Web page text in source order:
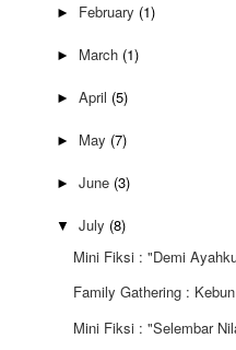
► February (1)
► March (1)
► April (5)
► May (7)
► June (3)
▼ July (8)
Mini Fiksi : "Demi
Family Gathering :
Mini Fiksi : "Selembar